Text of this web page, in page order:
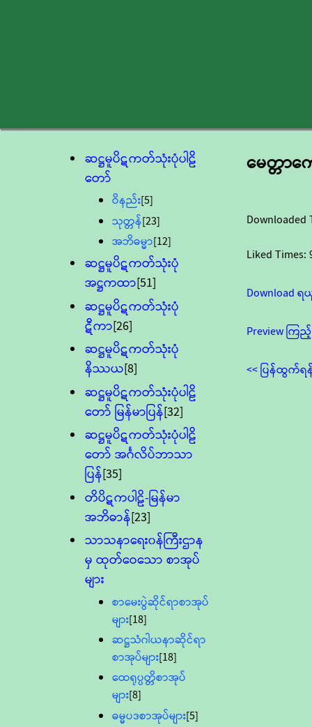
ဆဋ္ဌမူပိဋကတ်သုံးပုံပါဠိ
တော်
ဝိနည်း[5]
သုတ္တန်[23]
အဘိဓမ္မာ[12]
ဆဋ္ဌမူပိဋကတ်သုံးပုံ
အဋ္ဌကထာ[51]
ဆဋ္ဌမူပိဋကတ်သုံးပုံ
ဋီကာ[26]
ဆဋ္ဌမူပိဋကတ်သုံးပုံ
နိဿယ[8]
ဆဋ္ဌမူပိဋကတ်သုံးပုံပါဠိ
တော် မြန်မာပြန်[32]
ဆဋ္ဌမူပိဋကတ်သုံးပုံပါဠိ
တော် အင်္ဂလိပ်ဘာသာ
ပြန်[35]
တိပိဋကပါဠိ-မြန်မာ
အဘိဓာန်[23]
သာသနာရေး၀န်ကြီးဌာန
မှ ထုတ်ဝေသော စာအုပ်
များ
စာမေးပွဲဆိုင်ရာစာအုပ်
များ[18]
ဆဋ္ဌသံဂါယနာဆိုင်ရာ
စာအုပ်များ[18]
ထေရုပ္ပတ္တိစာအုပ်
များ[8]
ဓမ္မပဒစာအုပ်များ[5]
မေတ္တာက
Downloaded
Liked Times:
Download
Preview ကြ
<< ပြန်ထွက်ရ